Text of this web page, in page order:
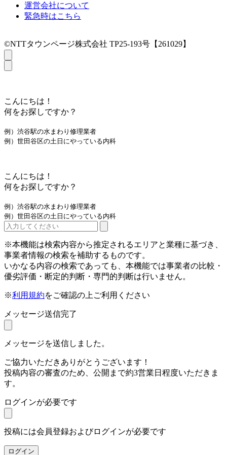
運営会社について
緊急時はこちら
©NTTタウンページ株式会社 TP25-193号【261029】
こんにちは！
何をお探しですか？
例）渋谷駅の水まわり修理業者
例）世田谷区の土日にやっている内科
こんにちは！
何をお探しですか？
例）渋谷駅の水まわり修理業者
例）世田谷区の土日にやっている内科
※本機能は検索内容から推定されるエリアと業種に基づき、
事業者情報の検索を補助するものです。
いかなる内容の検索であっても、本機能では事業者の比較・
優劣評価・断定的判断・専門的判断は行いません。
※利用規約をご確認の上ご利用ください
メッセージ送信完了
メッセージを送信しました。
ご協力いただきありがとうございます！
投稿内容の審査のため、公開まで約3営業日程度いただきま
す。
ログインが必要です
投稿には会員登録およびログインが必要です
ログイン